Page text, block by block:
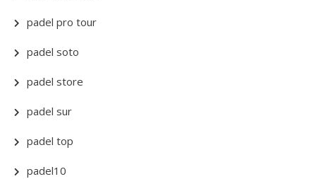
padel pro tour
padel soto
padel store
padel sur
padel top
padel10